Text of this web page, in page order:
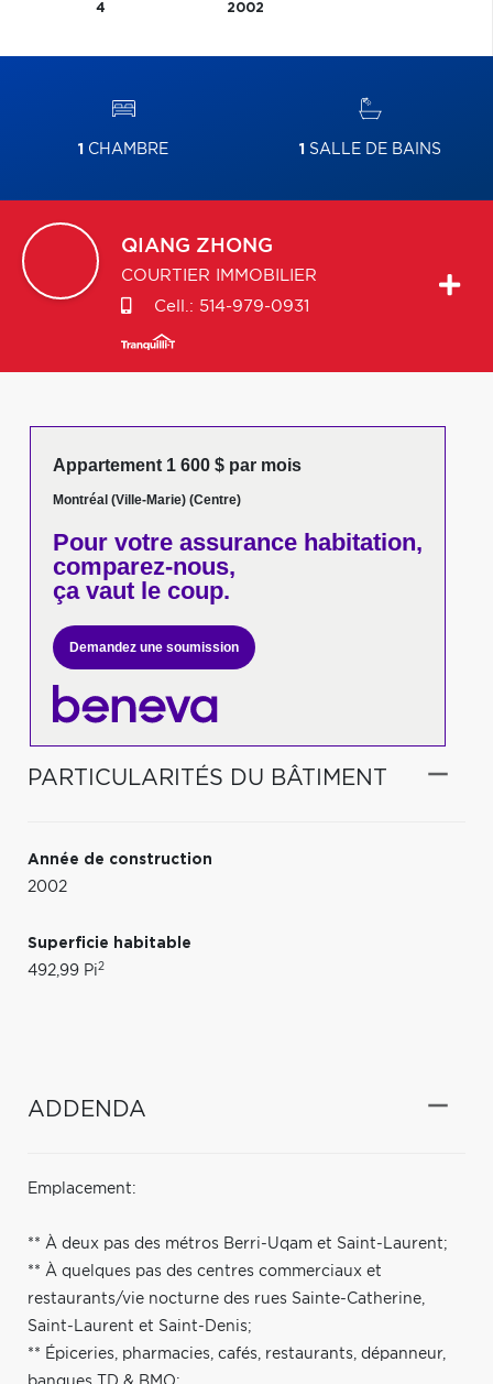
4
2002
1 CHAMBRE 1 SALLE DE BAINS
QIANG ZHONG
COURTIER IMMOBILIER
Cell.: 514-979-0931
Appartement 1 600 $ par mois
Montréal (Ville-Marie) (Centre)
Pour votreassurance habitation,
comparez-nous,
ça vaut le coup.
Demandez une soumission
PARTICULARITÉS DU BÂTIMENT
Année de construction
2002
Superficie habitable
492,99 Pi2
ADDENDA
Emplacement:
** À deux pas des métros Berri-Uqam et Saint-Laurent;
** À quelques pas des centres commerciaux et
restaurants/vie nocturne des rues Sainte-Catherine,
Saint-Laurent et Saint-Denis;
** Épiceries, pharmacies, cafés, restaurants, dépanneur,